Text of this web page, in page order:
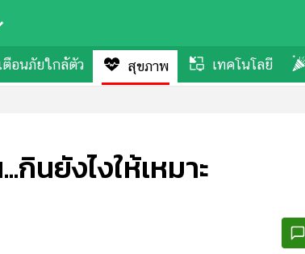
ตือนภัยใกล้ตัว สุขภาพ เทคโนโลยี
นยังไงให้เหมาะ